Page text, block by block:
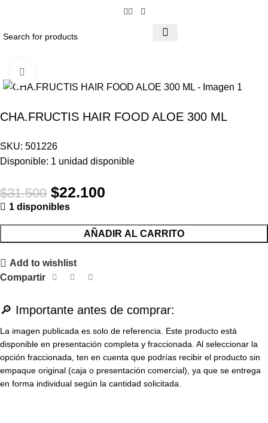
-30%
CHA.FRUCTIS HAIR FOOD ALOE 300 ML
SKU: 501226
Disponible: 1 unidad disponible
$31.500 $22.100
1 disponibles
AÑADIR AL CARRITO
Add to wishlist
Compartir
🔎 Importante antes de comprar:
La imagen publicada es solo de referencia. Este producto está
disponible en presentación completa y fraccionada. Al seleccionar la
opción fraccionada, ten en cuenta que podrías recibir el producto sin
empaque original (caja o presentación comercial), ya que se entrega
en forma individual según la cantidad solicitada.